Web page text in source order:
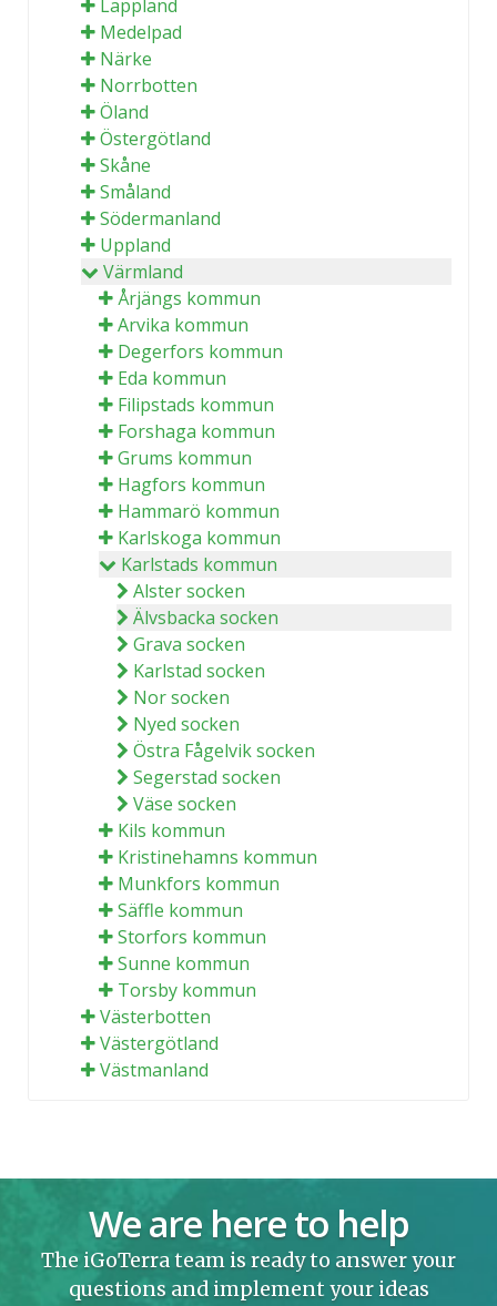
Lappland
Medelpad
Närke
Norrbotten
Öland
Östergötland
Skåne
Småland
Södermanland
Uppland
Värmland
Årjängs kommun
Arvika kommun
Degerfors kommun
Eda kommun
Filipstads kommun
Forshaga kommun
Grums kommun
Hagfors kommun
Hammarö kommun
Karlskoga kommun
Karlstads kommun
Alster socken
Älvsbacka socken
Grava socken
Karlstad socken
Nor socken
Nyed socken
Östra Fågelvik socken
Segerstad socken
Väse socken
Kils kommun
Kristinehamns kommun
Munkfors kommun
Säffle kommun
Storfors kommun
Sunne kommun
Torsby kommun
Västerbotten
Västergötland
Västmanland
We are here to help
The iGoTerra team is ready to answer your
questions and implement your ideas